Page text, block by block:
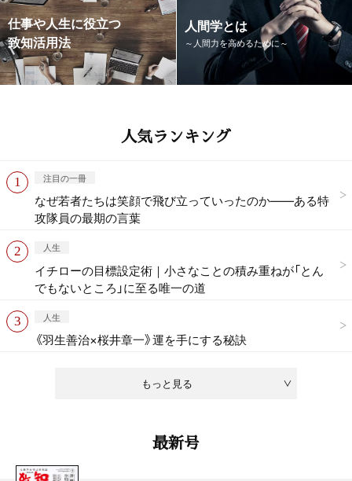
仕事や人生に役立つ
致知活用法
人間学とは
～人間力を高めるために～
人気ランキング
もっと見る
注目の一冊
なぜ若者たちは笑顔で飛び立っていったのか——ある特
攻隊員の最期の言葉
人生
イチローの目標設定術｜小さなことの積み重ねが「とん
でもないところ」に至る唯一の道
人生
《羽生善治×桜井章一》運を手にする秘訣
最新号